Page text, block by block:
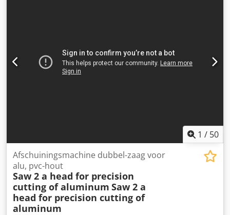
1 / 50
Afschuiningsmachine dubbel-zaag voor
alu, pvc-hout
Saw 2 a head for precision
cutting of aluminum Saw 2 a
head for precision cutting of
aluminum